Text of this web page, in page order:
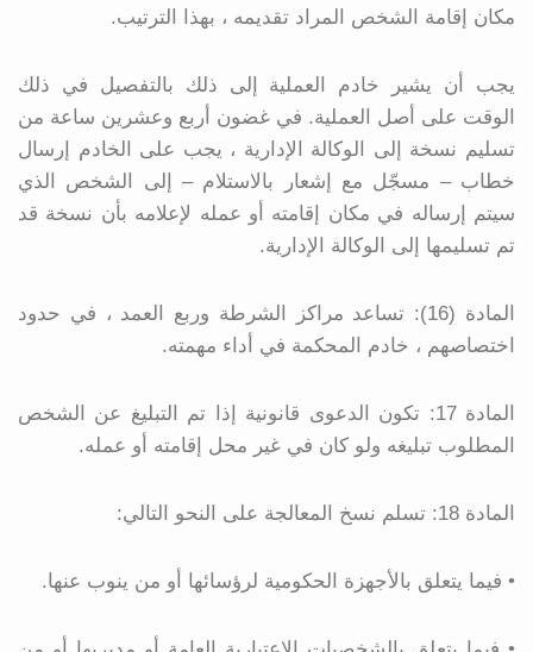
مكان إقامة الشخص المراد تقديمه ، بهذا الترتيب.
يجب أن يشير خادم العملية إلى ذلك بالتفصيل في ذلك
الوقت على أصل العملية. في غضون أربع وعشرين ساعة من
تسليم نسخة إلى الوكالة الإدارية ، يجب على الخادم إرسال
خطاب – مسجّل مع إشعار بالاستلام – إلى الشخص الذي
سيتم إرساله في مكان إقامته أو عمله لإعلامه بأن نسخة قد
تم تسليمها إلى الوكالة الإدارية.
المادة (16): تساعد مراكز الشرطة وربع العمد ، في حدود
اختصاصهم ، خادم المحكمة في أداء مهمته.
المادة 17: تكون الدعوى قانونية إذا تم التبليغ عن الشخص
المطلوب تبليغه ولو كان في غير محل إقامته أو عمله.
المادة 18: تسلم نسخ المعالجة على النحو التالي:
• فيما يتعلق بالأجهزة الحكومية لرؤسائها أو من ينوب عنها.